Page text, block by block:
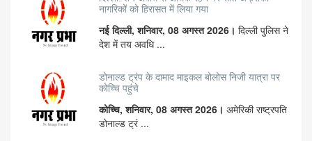
नागरिकों को हिरासत में लिया गया
नई दिल्ली, शनिवार, 08 अगस्त 2026। दिल्ली पुलिस ने
देश में तय अवधि ...
डोनाल्ड ट्रंप के दामाद माइकल बोलोस निजी यात्रा पर
कोच्चि पहुंचे
कोच्चि, शनिवार, 08 अगस्त 2026। अमेरिकी राष्ट्रपति
डोनाल्ड ट्रं ...